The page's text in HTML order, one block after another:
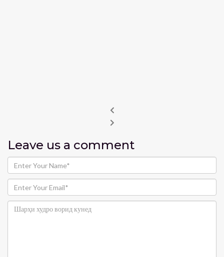
Leave us a comment